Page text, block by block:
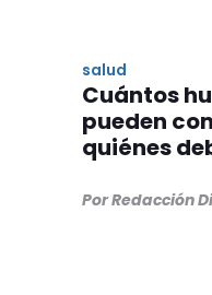
salud
Cuántos
pueden
quiénes
Por Redacción